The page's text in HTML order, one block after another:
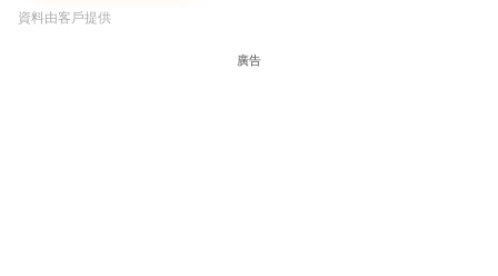
資料由客戶提供
廣告